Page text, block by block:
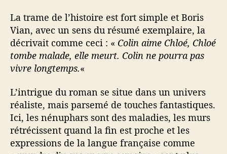
La trame de l’histoire est fort simple et Boris
Vian, avec un sens du résumé exemplaire, la
décrivait comme ceci : « Colin aime Chloé, Chloé
tombe malade, elle meurt. Colin ne pourra pas
vivre longtemps.«
L’intrigue du roman se situe dans un univers
réaliste, mais parsemé de touches fantastiques.
Ici, les nénuphars sont des maladies, les murs
rétrécissent quand la fin est proche et les
expressions de la langue française comme